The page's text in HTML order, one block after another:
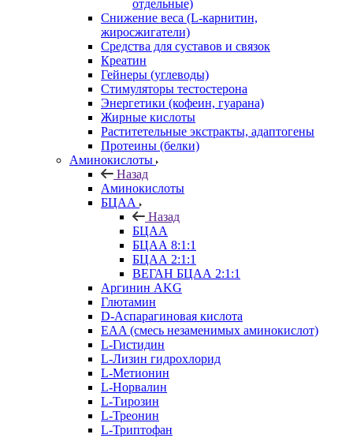
отдельные)
Снижение веса (L-карнитин,
жиросжигатели)
Средства для суставов и связок
Креатин
Гейнеры (углеводы)
Стимуляторы тестостерона
Энергетики (кофеин, гуарана)
Жирные кислоты
Раститетельные экстракты, адаптогены
Протеины (белки)
Аминокислоты
Назад
Аминокислоты
БЦАА
Назад
БЦАА
БЦАА 8:1:1
БЦАА 2:1:1
ВЕГАН БЦАА 2:1:1
Аргинин AKG
Глютамин
D-Аспарагиновая кислота
EAA (смесь незаменимых аминокислот)
L-Гистидин
L-Лизин гидрохлорид
L-Метионин
L-Норвалин
L-Тирозин
L-Треонин
L-Триптофан